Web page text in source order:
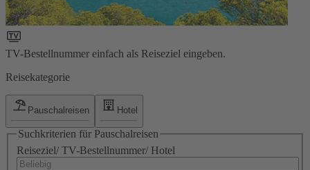
TV-Bestellnummer einfach als Reiseziel eingeben.
Reisekategorie
Pauschalreisen Hotel
Suchkriterien für Pauschalreisen
Reiseziel/ TV-Bestellnummer/ Hotel